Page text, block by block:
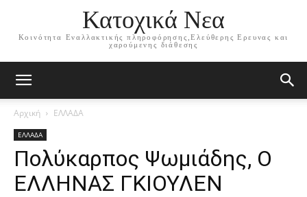
Κατοχικά Νεα
Κοινότητα Εναλλακτικής πληροφόρησης,Ελεύθερης Ερευνας και
χαρούμενης διάθεσης
Αρχική ΕΛΛΑΔΑ
ΕΛΛΑΔΑ
Πολύκαρπος Ψωμιάδης, Ο
ΕΛΛΗΝΑΣ ΓΚΙΟΥΛΕΝ